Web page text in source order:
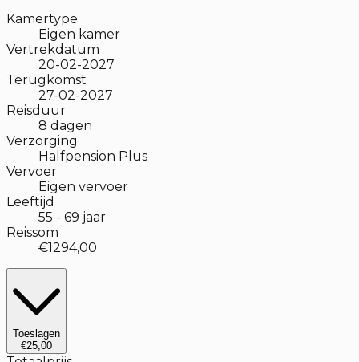
Kamertype
Eigen kamer
Vertrekdatum
20-02-2027
Terugkomst
27-02-2027
Reisduur
8 dagen
Verzorging
Halfpension Plus
Vervoer
Eigen vervoer
Leeftijd
55 - 69 jaar
Reissom
€1294,00
Toeslagen
€25,00